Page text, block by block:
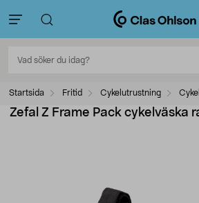
Startsida Fritid Cykelutrustning
Zefal Z Frame Pack cykelväska